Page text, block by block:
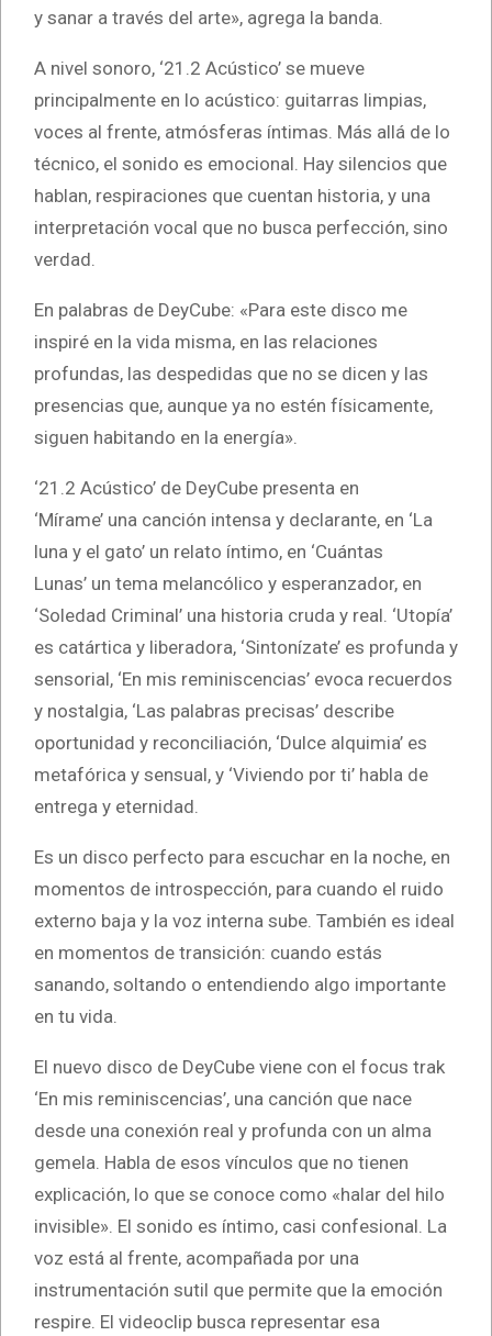
y sanar a través del arte», agrega la banda.
A nivel sonoro, ‘21.2 Acústico’ se mueve
principalmente en lo acústico: guitarras limpias,
voces al frente, atmósferas íntimas. Más allá de lo
técnico, el sonido es emocional. Hay silencios que
hablan, respiraciones que cuentan historia, y una
interpretación vocal que no busca perfección, sino
verdad.
En palabras de DeyCube: «Para este disco me
inspiré en la vida misma, en las relaciones
profundas, las despedidas que no se dicen y las
presencias que, aunque ya no estén físicamente,
siguen habitando en la energía».
‘21.2 Acústico’ de DeyCube presenta en
‘Mírame’ una canción intensa y declarante, en ‘La
luna y el gato’ un relato íntimo, en ‘Cuántas
Lunas’ un tema melancólico y esperanzador, en
‘Soledad Criminal’ una historia cruda y real. ‘Utopía’
es catártica y liberadora, ‘Sintonízate’ es profunda y
sensorial, ‘En mis reminiscencias’ evoca recuerdos
y nostalgia, ‘Las palabras precisas’ describe
oportunidad y reconciliación, ‘Dulce alquimia’ es
metafórica y sensual, y ‘Viviendo por ti’ habla de
entrega y eternidad.
Es un disco perfecto para escuchar en la noche, en
momentos de introspección, para cuando el ruido
externo baja y la voz interna sube. También es ideal
en momentos de transición: cuando estás
sanando, soltando o entendiendo algo importante
en tu vida.
El nuevo disco de DeyCube viene con el focus trak
‘En mis reminiscencias’, una canción que nace
desde una conexión real y profunda con un alma
gemela. Habla de esos vínculos que no tienen
explicación, lo que se conoce como «halar del hilo
invisible». El sonido es íntimo, casi confesional. La
voz está al frente, acompañada por una
instrumentación sutil que permite que la emoción
respire. El videoclip busca representar esa